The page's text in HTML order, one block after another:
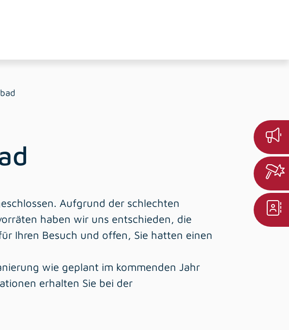
Aufgrund der schlechten
haben wir uns entschieden, die
Ihren Besuch und offen, Sie hatten einen
wie geplant im kommenden Jahr
erhalten Sie bei der